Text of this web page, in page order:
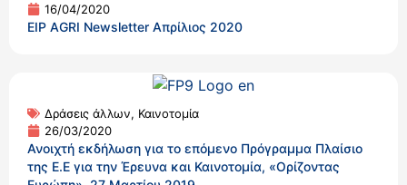
16/04/2020
EIP AGRI Newsletter Απρίλιος 2020
Δράσεις άλλων, Καινοτομία
26/03/2020
Ανοιχτή εκδήλωση για το επόμενο Πρόγραμμα Πλαίσιο
της Ε.Ε για την Έρευνα και Καινοτομία, «Ορίζοντας